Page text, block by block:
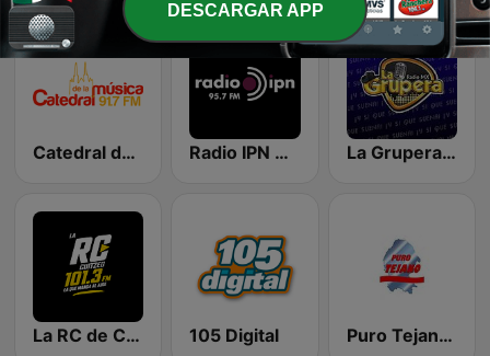
Catedral de la Música Radio IPN 95.7 La Grupera MX
La RC de Cuitzeo 105 Digital Puro Tejano de Monclova
DESCARGAR APP